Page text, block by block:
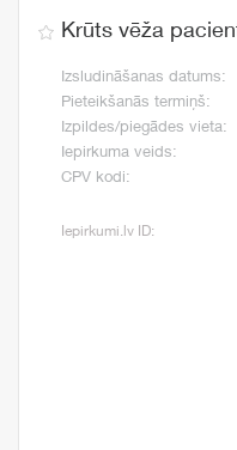
Krūts vēža
Izsludināšanas datums:
Pieteikšanās termiņš:
Izpildes/piegādes vieta:
Iepirkuma veids:
CPV kodi:
Iepirkumi.lv ID: